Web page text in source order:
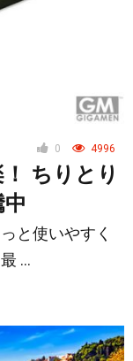
0 4996
ちりとり
と使いやすく
…